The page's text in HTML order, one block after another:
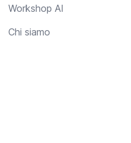
Workshop AI
Chi siamo